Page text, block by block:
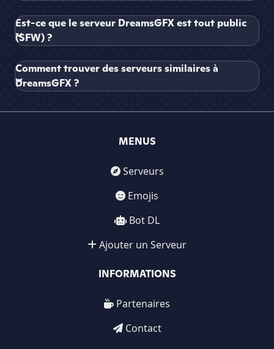
Est-ce que le serveur DreamsGFX est tout public
(SFW) ?
Comment trouver des serveurs similaires à
DreamsGFX ?
MENUS
Serveurs
Emojis
Bot DL
Ajouter un Serveur
INFORMATIONS
Partenaires
Contact